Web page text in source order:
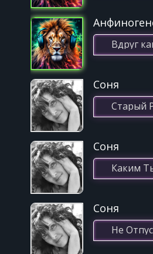
Вдруг
Соня
Соня
Соня